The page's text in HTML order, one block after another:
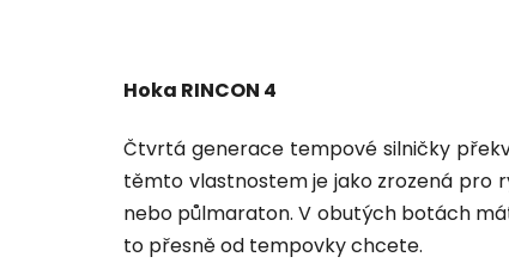
Hoka RINCON 4
Čtvrtá generace tempové silničky
těmto vlastnostem je jako zrozená pro
nebo půlmaraton. V obutých botách
to přesně od tempovky chcete.